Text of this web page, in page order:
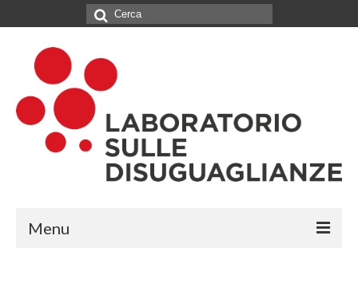
Cerca:
Menu